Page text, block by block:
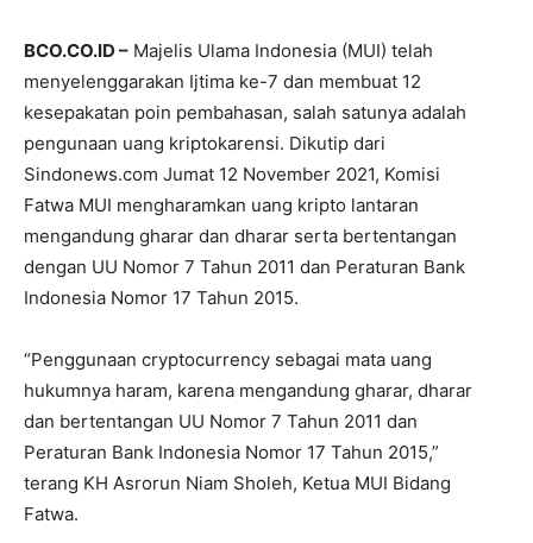
BCO.CO.ID – Majelis Ulama Indonesia (MUI) telah
menyelenggarakan Ijtima ke-7 dan membuat 12
kesepakatan poin pembahasan, salah satunya adalah
pengunaan uang kriptokarensi. Dikutip dari
Sindonews.com Jumat 12 November 2021, Komisi
Fatwa MUI mengharamkan uang kripto lantaran
mengandung gharar dan dharar serta bertentangan
dengan UU Nomor 7 Tahun 2011 dan Peraturan Bank
Indonesia Nomor 17 Tahun 2015.
“Penggunaan cryptocurrency sebagai mata uang
hukumnya haram, karena mengandung gharar, dharar
dan bertentangan UU Nomor 7 Tahun 2011 dan
Peraturan Bank Indonesia Nomor 17 Tahun 2015,”
terang KH Asrorun Niam Sholeh, Ketua MUI Bidang
Fatwa.